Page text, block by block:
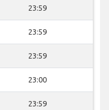
23:59
23:59
23:59
23:00
23:59